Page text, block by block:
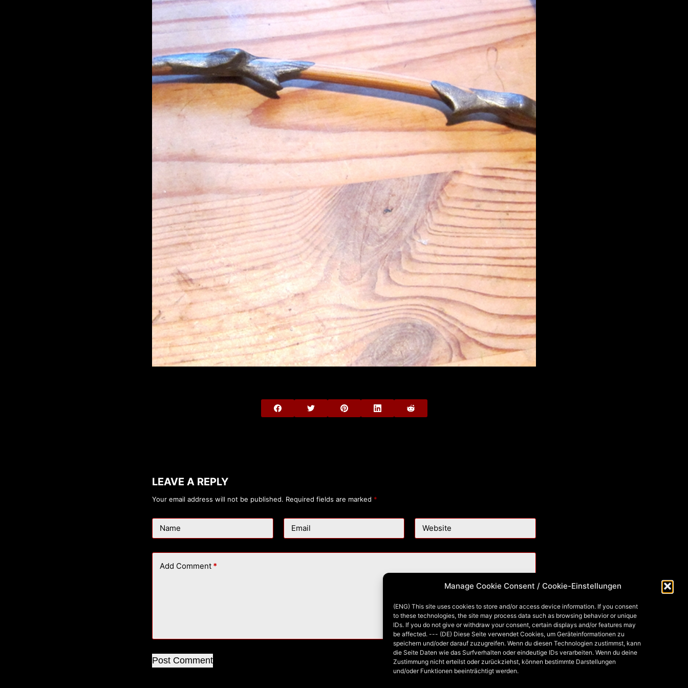
Manage Cookie Consent / Cookie-Einstellungen
(ENG) This site uses cookies to store and/or access device information. If you consent
to these technologies, the site may process data such as browsing behavior or unique
IDs. If you do not give or withdraw your consent, certain displays and/or features may
be affected. --- (DE) Diese Seite verwendet Cookies, um Geräteinformationen zu
speichern und/oder darauf zuzugreifen. Wenn du diesen Technologien zustimmst, kann
die Seite Daten wie das Surfverhalten oder eindeutige IDs verarbeiten. Wenn du deine
Zustimmung nicht erteilst oder zurückziehst, können bestimmte Darstellungen
und/oder Funktionen beeinträchtigt werden.
LEAVE A REPLY
Your email address will not be published. Required fields are marked *
Name Email Website
Add Comment *
Post Comment